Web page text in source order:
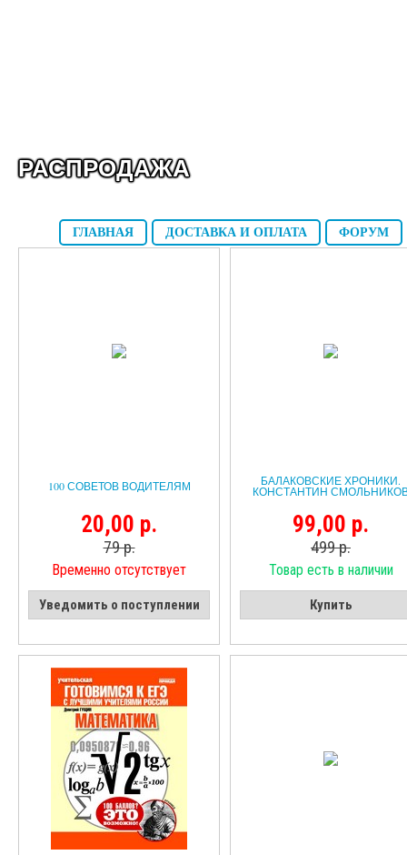
РАСПРОДАЖА
ГЛАВНАЯ ДОСТАВКА И ОПЛАТА ФОРУМ
100 СОВЕТОВ ВОДИТЕЛЯМ
20,00 р.
79 р.
Временно отсутствует
Уведомить о поступлении
БАЛАКОВСКИЕ ХРОНИКИ.
КОНСТАНТИН
99,00 р.
499 р.
Товар есть в наличии
Купить